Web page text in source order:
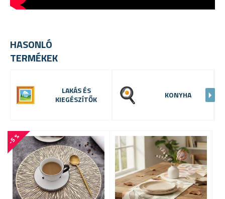
HASONLÓ
TERMÉKEK
LAKÁS ÉS
KIEGÉSZÍTŐK
KONYHA
-5 %